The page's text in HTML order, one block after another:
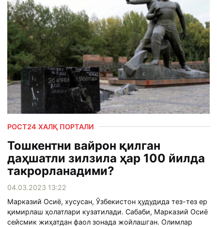
РОСТ24 ХАЛҚ ПОРТАЛИ
Тошкентни вайрон қилган
даҳшатли зилзила ҳар 100 йилда
такрорланадими?
04.03.2023 13:22
Марказий Осиё, хусусан, Ўзбекистон ҳудудида тез-тез ер
қимирлаш ҳолатлари кузатилади. Сабаби, Марказий Осиё
сейсмик жиҳатдан фаол зонада жойлашган. Олимлар